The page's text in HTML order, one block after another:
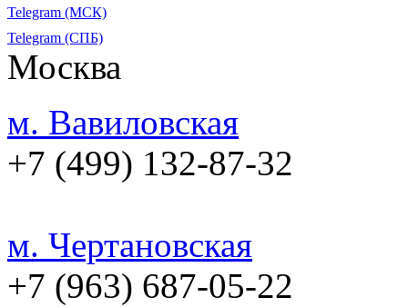
Telegram (МСК)
Telegram (СПБ)
Москва
м. Вавиловская
+7 (499) 132-87-32
м. Чертановская
+7 (963) 687-05-22